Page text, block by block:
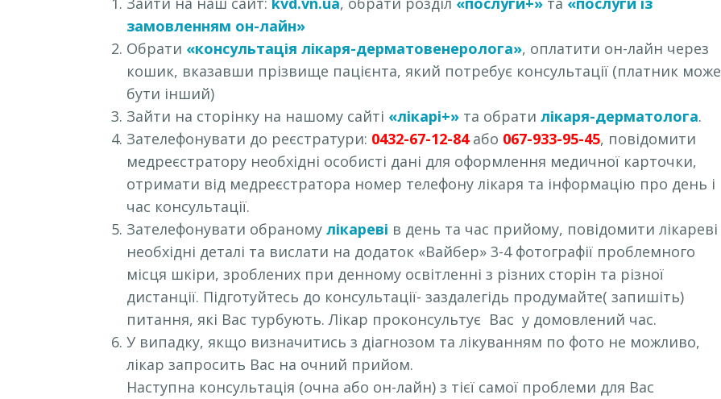
замовленням он-лайн»
Обрати «консультація лікаря-дерматовенеролога», оплатити он-лайн через
кошик, вказавши прізвище пацієнта, який потребує консультації (платник може
бути інший)
Зайти на сторінку на нашому сайті «лікарі+» та обрати лікаря-дерматолога.
Зателефонувати до реєстратури: 0432-67-12-84або 067-933-95-45, повідомити
медреєстратору необхідні особисті дані для оформлення медичної карточки,
отримати від медреєстратора номер телефону лікаря та інформацію про день і
час консультації.
Зателефонувати обраному лікареві в день та час прийому, повідомити лікареві
необхідні деталі та вислати на додаток «Вайбер» 3-4 фотографії проблемного
місця шкіри, зроблених при денному освітленні з різних сторін та різної
дистанції. Підготуйтесь до консультації- заздалегідь продумайте( запишіть)
питання, які Вас турбують. Лікар проконсультує Вас у домовлений час.
У випадку, якщо визначитись з діагнозом та лікуванням по фото не можливо,
лікар запросить Вас на очний прийом.
Наступна консультація (очна або он-лайн) з тієї самої проблеми для Вас